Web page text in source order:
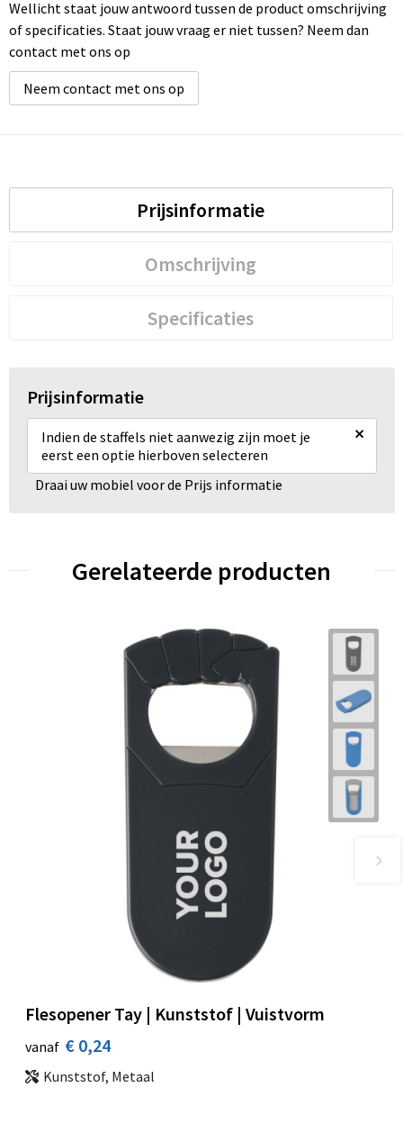
Wellicht staat jouw antwoord tussen de product omschrijving
of specificaties. Staat jouw vraag er niet tussen? Neem dan
contact met ons op
Neem contact met ons op
Prijsinformatie
Omschrijving
Specificaties
Prijsinformatie
Indien de staffels niet aanwezig zijn moet je
eerst een optie hierboven selecteren
×
Draai uw mobiel voor de Prijs informatie
Gerelateerde producten
Flesopener Tay | Kunststof | Vuistvorm
vanaf € 0,24
Kunststof, Metaal